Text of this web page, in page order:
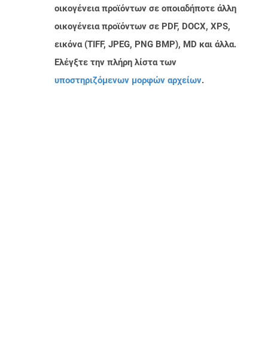
οικογένεια προϊόντων σε οποιαδήποτε άλλη
οικογένεια προϊόντων σε PDF, DOCX, XPS,
εικόνα (TIFF, JPEG, PNG BMP), MD και άλλα.
Ελέγξτε την πλήρη λίστα των
υποστηριζόμενων μορφών αρχείων.